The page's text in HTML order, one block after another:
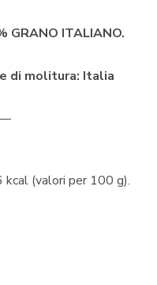
GRANO ITALIANO.
di molitura: Italia
(valori per 100 g).